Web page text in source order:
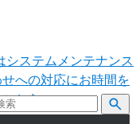
システムメンテナンス
への対応にお時間を
ちら。